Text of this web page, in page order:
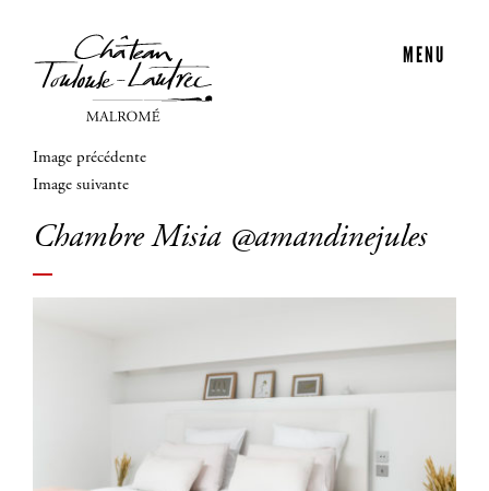
MENU
Image précédente
Image suivante
Chambre Misia @amandinejules